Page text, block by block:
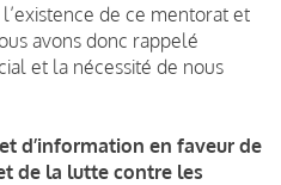
de ce mentorat et
avons donc rappelé
et la nécessité de nous
d’information en faveur de
de la lutte contre les